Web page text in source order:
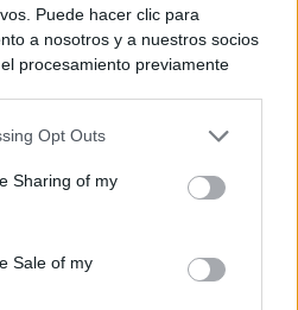
Puede hacer clic para
a nosotros y a nuestros socios
procesamiento previamente
en cuenta que algún
usted tiene el derecho de
Sus preferencias se aplicarán
de nuevo en este sitio web o
privacidad.
Opt Outs
Sharing of my
Sale of my